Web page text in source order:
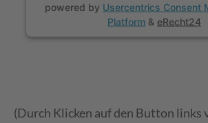
powered by Usercentrics Consent
Platform & eRecht24
(Durch Klicken auf den Button links